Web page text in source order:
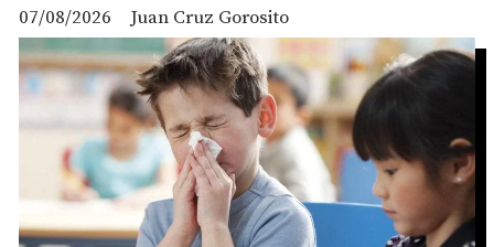
Juan Cruz Gorosito
07/08/2026